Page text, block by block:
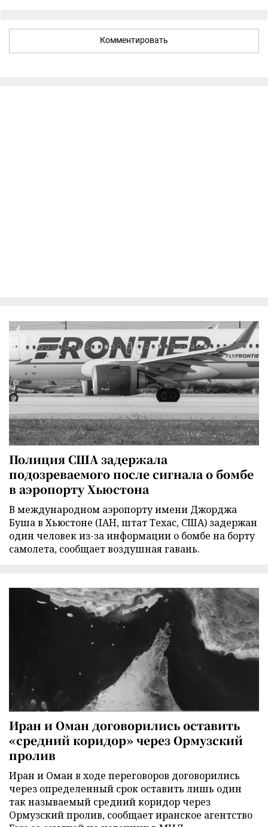
Комментировать
Полиция США задержала
подозреваемого после сигнала о бомбе
в аэропорту Хьюстона
В международном аэропорту имени Джорджа
Буша в Хьюстоне (IAH, штат Техас, США) задержан
один человек из-за информации о бомбе на борту
самолета, сообщает воздушная гавань.
Иран и Оман договорились оставить
«средний коридор» через Ормузский
пролив
Иран и Оман в ходе переговоров договорились
через определенный срок оставить лишь один
так называемый средний коридор через
Ормузский пролив, сообщает иранское агентство